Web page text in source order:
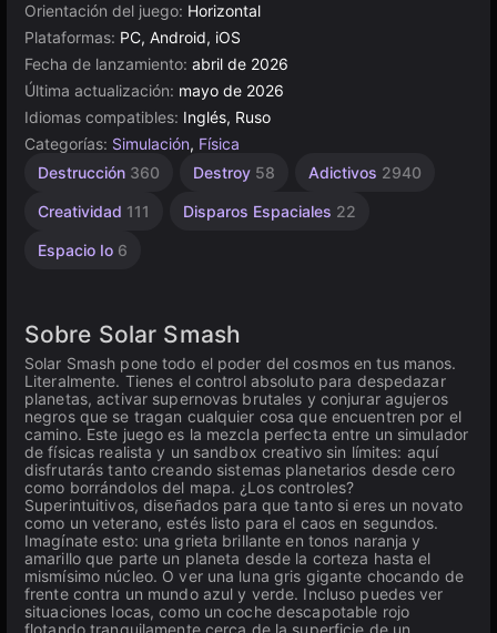
Orientación del juego: Horizontal
Plataformas: PC, Android, iOS
Fecha de lanzamiento: abril de 2026
Última actualización: mayo de 2026
Idiomas compatibles: Inglés, Ruso
Categorías: Simulación, Física
Destrucción 360 Destroy 58 Adictivos 2940
Creatividad 111 Disparos Espaciales 22
Espacio Io 6
Sobre Solar Smash
Solar Smash pone todo el poder del cosmos en tus manos.
Literalmente. Tienes el control absoluto para despedazar
planetas, activar supernovas brutales y conjurar agujeros
negros que se tragan cualquier cosa que encuentren por el
camino. Este juego es la mezcla perfecta entre un simulador
de físicas realista y un sandbox creativo sin límites: aquí
disfrutarás tanto creando sistemas planetarios desde cero
como borrándolos del mapa. ¿Los controles?
Superintuitivos, diseñados para que tanto si eres un novato
como un veterano, estés listo para el caos en segundos.
Imagínate esto: una grieta brillante en tonos naranja y
amarillo que parte un planeta desde la corteza hasta el
mismísimo núcleo. O ver una luna gris gigante chocando de
frente contra un mundo azul y verde. Incluso puedes ver
situaciones locas, como un coche descapotable rojo
flotando tranquilamente cerca de la superficie de un